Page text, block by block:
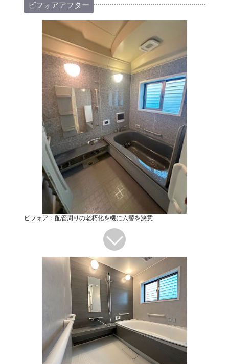
ビフォアアフター
ビフォア：配管周りの老朽化を機に入替を決意